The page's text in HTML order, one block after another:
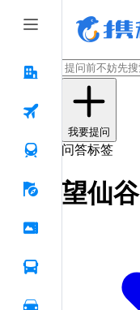
我要提问
问答标签
望仙谷